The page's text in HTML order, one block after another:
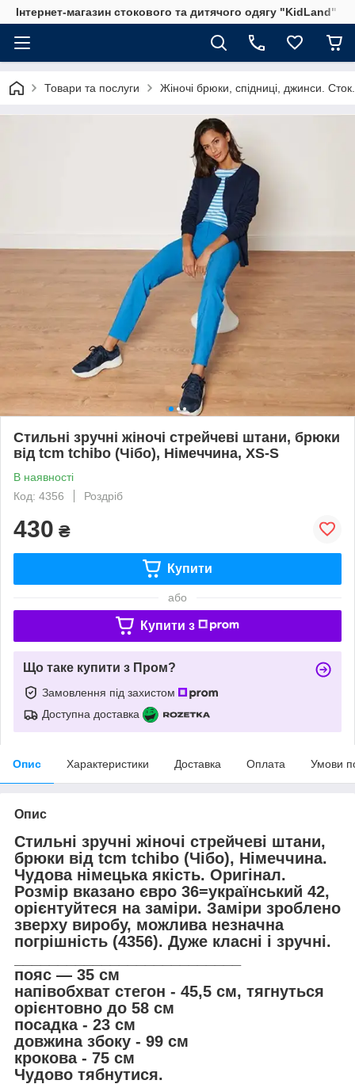
Інтернет-магазин стокового та дитячого одягу "KidLand"
Товари та послуги Жіночі брюки, спідниці, джинси. Сток.
Стильні зручні жіночі стрейчеві штани, брюки
від tcm tchibo (Чібо), Німеччина, XS-S
В наявності
Код: 4356
Роздріб
430 ₴
Купити
або
Купити з
Що таке купити з Пром?
Замовлення під захистом
Доступна доставка
Опис Характеристики Доставка Оплата Умови
Опис
Стильні зручні жіночі стрейчеві штани,
брюки від tcm tchibo (Чібо), Німеччина.
Чудова німецька якість. Оригінал.
Розмір вказано євро 36=український 42,
орієнтуйтеся на заміри. Заміри зроблено
зверху виробу, можлива незначна
погрішність (4356). Дуже класні і зручні.
пояс — 35 см
напівобхват стегон - 45,5 см, тягнуться
орієнтовно до 58 см
посадка - 23 см
довжина збоку - 99 см
крокова - 75 см
Чудово тябнутися.